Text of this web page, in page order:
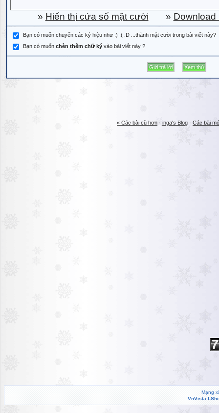
» Hiển thị cửa sổ mặt cười » Download
Bạn có muốn chuyển các ký hiệu như :) :( :D ...thành mặt cười trong bài viết này?
Bạn có muốn chèn thêm chữ ký vào bài viết này ?
« Các bài cũ hơn · inga's Blog · Các bài
Mạng
VnVista I-